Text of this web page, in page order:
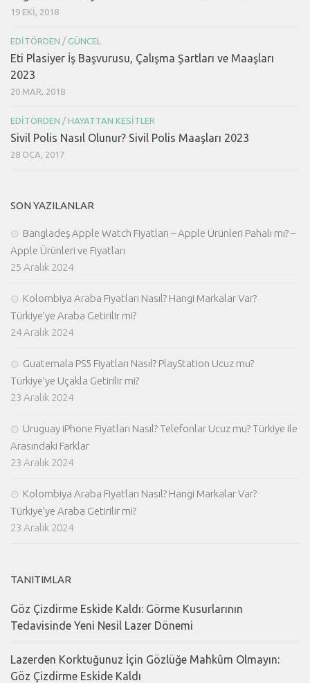
19 EKI, 2018
EDITÖRDEN / GÜNCEL
Eti Plasiyer İş Başvurusu, Çalışma Şartları ve Maaşları
2023
20 MAR, 2018
EDITÖRDEN / HAYATTAN KESITLER
Sivil Polis Nasıl Olunur? Sivil Polis Maaşları 2023
28 OCA, 2017
SON YAZILANLAR
Bangladeş Apple Watch Fiyatları – Apple Ürünleri Pahalı mı? –
Apple Ürünleri ve Fiyatları
25 Aralık 2024
Kolombiya Araba Fiyatları Nasıl? Hangi Markalar Var?
Türkiye’ye Araba Getirilir mi?
24 Aralık 2024
Guatemala PS5 Fiyatları Nasıl? PlayStation Ucuz mu?
Türkiye’ye Uçakla Getirilir mi?
23 Aralık 2024
Uruguay iPhone Fiyatları Nasıl? Telefonlar Ucuz mu? Türkiye ile
Arasındaki Farklar
23 Aralık 2024
Kolombiya Araba Fiyatları Nasıl? Hangi Markalar Var?
Türkiye’ye Araba Getirilir mi?
23 Aralık 2024
TANITIMLAR
Göz Çizdirme Eskide Kaldı: Görme Kusurlarının
Tedavisinde Yeni Nesil Lazer Dönemi
Lazerden Korktuğunuz İçin Gözlüğe Mahkûm Olmayın:
Göz Çizdirme Eskide Kaldı